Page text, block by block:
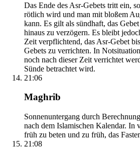
Das Ende des Asr-Gebets tritt ein,
rötlich wird und man mit bloßem
kann. Es gilt als sündhaft, das
hinaus zu verzögern. Es bleibt
Zeit verpflichtend, das Asr-Gebet
Gebets zu verrichten. In
noch nach dieser Zeit verrichtet
Sünde betrachtet wird.
21:06
Maghrib
Sonnenuntergang durch
nach dem Islamischen Kalendar. In
früh zu beten und zu früh, das
21:08